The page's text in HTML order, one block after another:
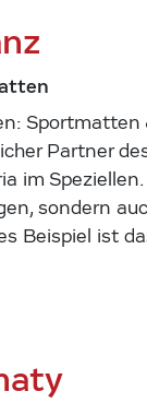
Partner
im
sondern
Beispiel ist